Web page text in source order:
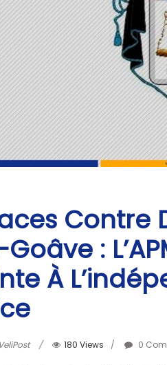
Contre
:
À
180 Views 0